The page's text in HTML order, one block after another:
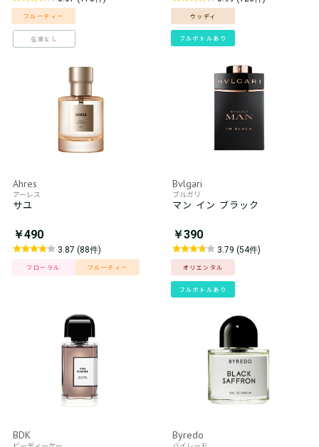
フルーティー
在庫なし
ウッディ
フルボトルあり
Ahres
アーレス
サユ
￥490
3.87 (88件)
フローラル フルーティー
Bvlgari
ブルガリ
マン イン ブラック
￥390
3.79 (54件)
オリエンタル
フルボトルあり
BDK Byredo